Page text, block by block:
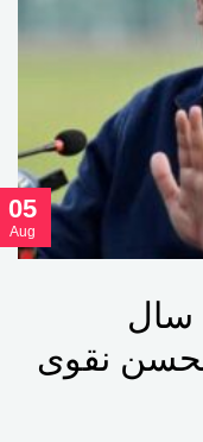
05
Aug
سال
نقوی